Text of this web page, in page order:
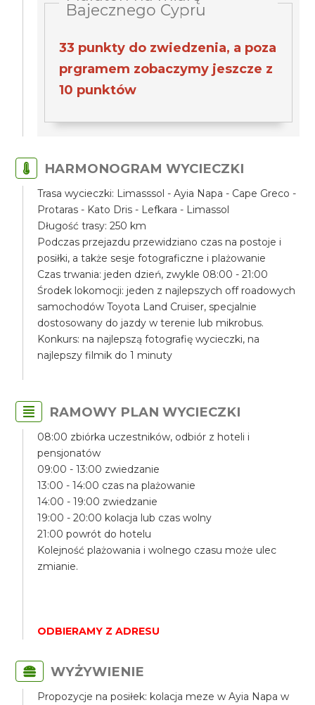
Bajecznego Cypru
33 punkty do zwiedzenia, a poza
prgramem zobaczymy jeszcze z
10 punktów
HARMONOGRAM WYCIECZKI
Trasa wycieczki: Limasssol - Ayia Napa - Cape Greco -
Protaras - Kato Dris - Lefkara - Limassol
Długość trasy: 250 km
Podczas przejazdu przewidziano czas na postoje i
posiłki, a także sesje fotograficzne i plażowanie
Czas trwania: jeden dzień, zwykle 08:00 - 21:00
Środek lokomocji: jeden z najlepszych off roadowych
samochodów Toyota Land Cruiser, specjalnie
dostosowany do jazdy w terenie lub mikrobus.
Konkurs: na najlepszą fotografię wycieczki, na
najlepszy filmik do 1 minuty
RAMOWY PLAN WYCIECZKI
08:00 zbiórka uczestników, odbiór z hoteli i
pensjonatów
09:00 - 13:00 zwiedzanie
13:00 - 14:00 czas na plażowanie
14:00 - 19:00 zwiedzanie
19:00 - 20:00 kolacja lub czas wolny
21:00 powrót do hotelu
Kolejność plażowania i wolnego czasu może ulec
zmianie.
ODBIERAMY Z ADRESU
WYŻYWIENIE
Propozycje na posiłek: kolacja meze w Ayia Napa w